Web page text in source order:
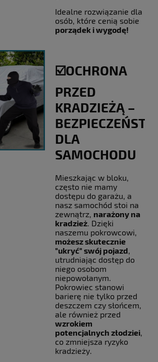
Idealne rozwiązanie dla
osób, które cenią sobie
porządek i wygodę!
☑️OCHRONA
PRZED
KRADZIEŻĄ –
DLA
SAMOCHODU
Mieszkając w bloku,
często nie mamy
dostępu do garażu, a
nasz samochód stoi na
zewnątrz, narażony na
kradzież . Dzięki
naszemu pokrowcowi,
możesz skutecznie
"ukryć" swój pojazd
utrudniając dostęp do
niego osobom
niepowołanym.
Pokrowiec stanowi
barierę nie tylko przed
deszczem czy słońcem,
ale również przed
wzrokiem
potencjalnych złodziei
co zmniejsza ryzyko
kradzieży.